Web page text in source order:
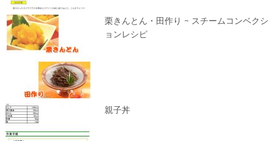
栗きんとん・田作り ~ スチームコンベクシ
ョンレシピ
親子丼